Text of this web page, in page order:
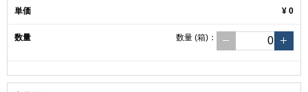
¥ 0
数量 (箱) ：